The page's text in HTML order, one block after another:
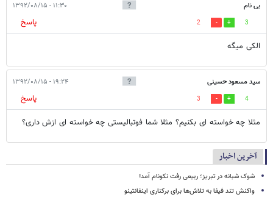
بی نام ۱۱:۳۰ - ۱۳۹۲/۰۸/۱۵
3
2
پاسخ
الکی میگه
سید مسعود حسینی ۱۹:۲۴ - ۱۳۹۲/۰۸/۱۵
4
3
پاسخ
مثلا چه خواسته ای بکنیم؟ مثلا شما فوتبالیستی چه خواسته ای ازش داری؟
آخرین اخبار
شوک شبانه در تبریز؛ ربیعی رفت نکونام آمد!
واکنش تند فیفا به تلاش‌ها برای برکناری اینفانتینو